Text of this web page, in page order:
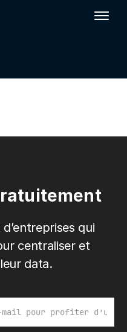
qui
centraliser et
data.